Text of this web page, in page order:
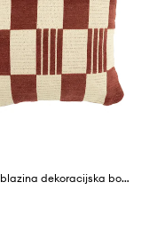
By-Boo blazina dekoracijska bombažna 45 x 45 cm